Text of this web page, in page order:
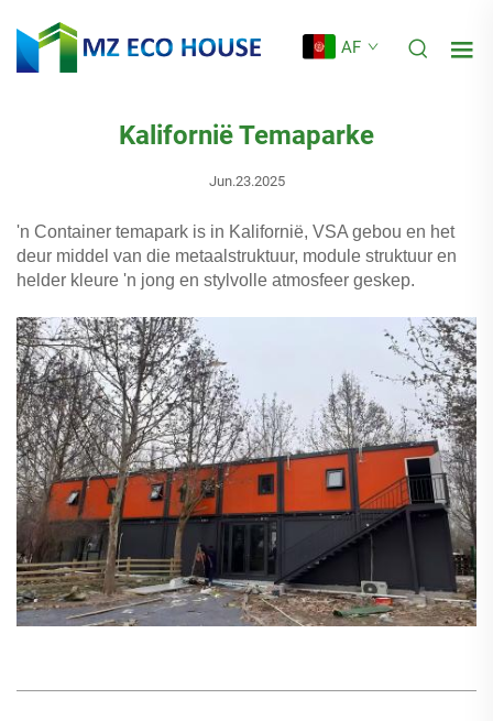
AF
Kalifornië Temaparke
Jun.23.2025
'n Container temapark is in Kalifornië, VSA gebou en het
deur middel van die metaalstruktuur, module struktuur en
helder kleure 'n jong en stylvolle atmosfeer geskep.